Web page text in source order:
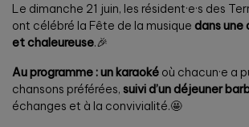
Le dimanche 21 juin, les résident·e·s des
ont célébré la Fête de la musique dans
et chaleureuse.🎉
Au programme : un karaoké où chacun·e a
chansons préférées, suivi d’un déjeuner
échanges et à la convivialité.🤩